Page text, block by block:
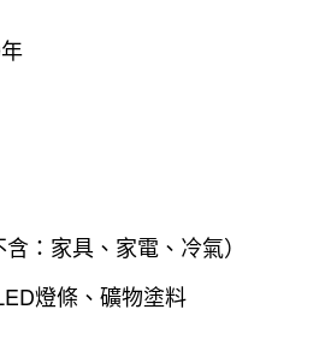
：家具、家電、冷氣）
燈條、礦物塗料